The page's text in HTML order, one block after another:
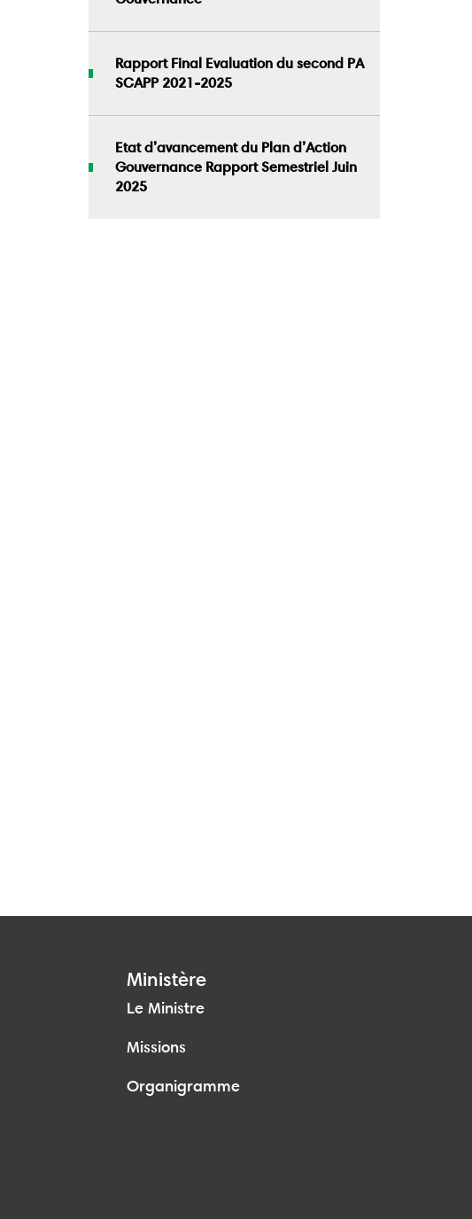
Rapport Final Evaluation du second PA
SCAPP 2021-2025
Etat d’avancement du Plan d’Action
Gouvernance Rapport Semestriel Juin
2025
Ministère
Le Ministre
Missions
Organigramme